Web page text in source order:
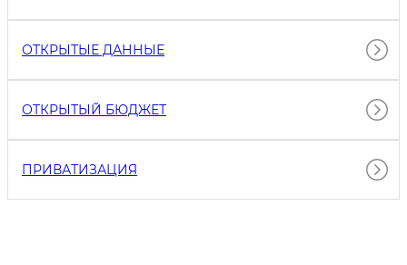
ОТКРЫТЫЕ ДАННЫЕ
ОТКРЫТЫЙ БЮДЖЕТ
ПРИВАТИЗАЦИЯ